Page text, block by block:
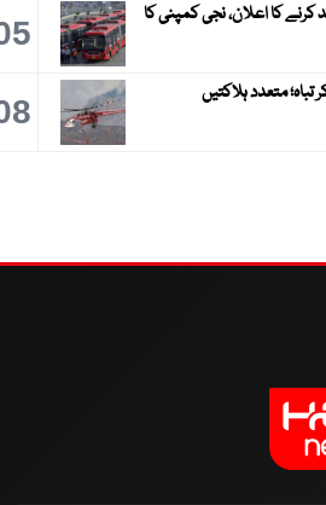
سے بند کرنے کا اعلان، نجی کمپنی کا